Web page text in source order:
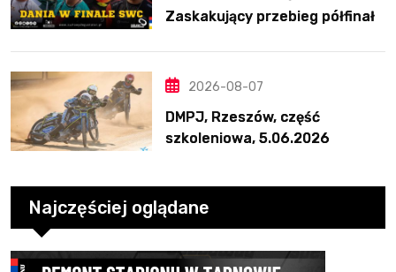
Zaskakujący przebieg półfinału
2026-08-07
DMPJ, Rzeszów, część
szkoleniowa, 5.06.2026
Najczęściej oglądane